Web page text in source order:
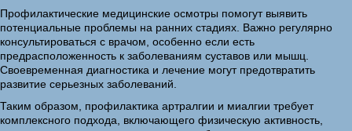
Профилактические медицинские осмотры помогут выявить
потенциальные проблемы на ранних стадиях. Важно регулярно
консультироваться с врачом, особенно если есть
предрасположенность к заболеваниям суставов или мышц.
Своевременная диагностика и лечение могут предотвратить
развитие серьезных заболеваний.
Таким образом, профилактика артралгии и миалгии требует
комплексного подхода, включающего физическую активность,